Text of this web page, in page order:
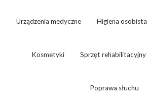
Urządzenia medyczne Higiena osobista
Kosmetyki Sprzęt rehabilitacyjny
Poprawa słuchu